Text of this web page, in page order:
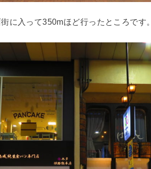
に入って350mほど行ったところです。